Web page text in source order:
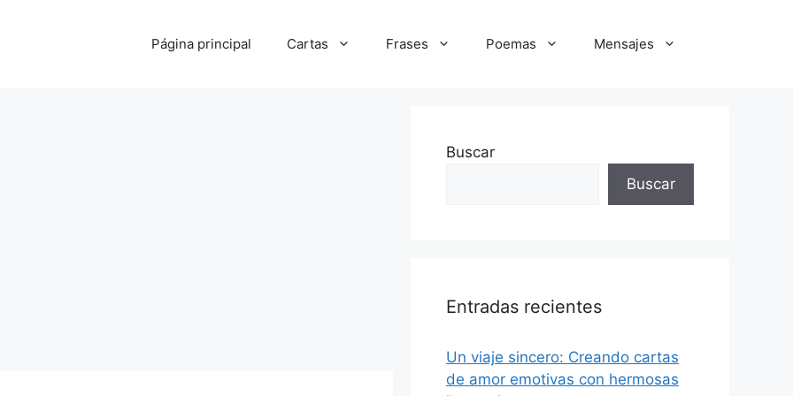
Página principal Cartas Frases Poemas Mensajes
Buscar
Buscar
Entradas recientes
Un viaje sincero: Creando cartas
de amor emotivas con hermosas